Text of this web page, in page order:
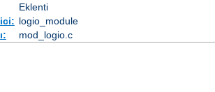
Eklenti
logio_module
mod_logio.c